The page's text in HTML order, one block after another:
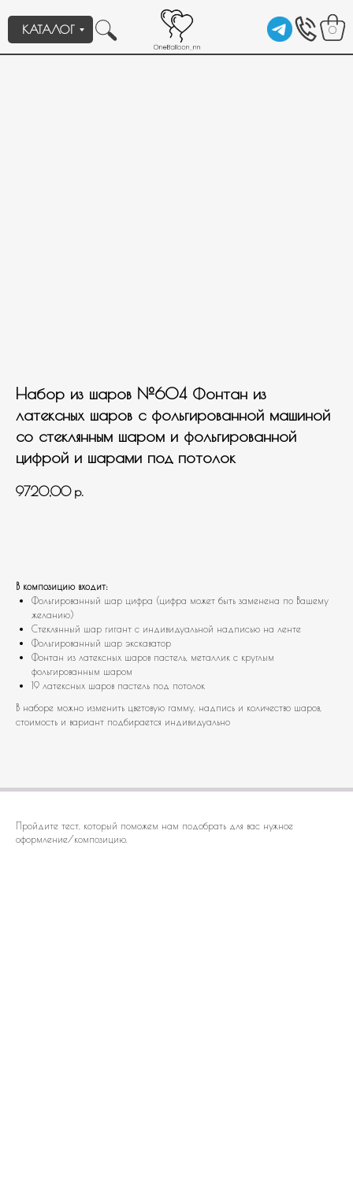
0
КАТАЛОГ
Набор из шаров №604 Фонтан из
латексных шаров с фольгированной машиной
со стеклянным шаром и фольгированной
цифрой и шарами под потолок
9720,00 р.
В композицию входит:
Фольгированный шар цифра (цифра может быть заменена по Вашему
желанию)
Стеклянный шар гигант с индивидуальной надписью на ленте
Фольгированный шар экскаватор
Фонтан из латексных шаров пастель, металлик с круглым
фольгированным шаром
19 латексных шаров пастель под потолок
В наборе можно изменить цветовую гамму, надпись и количество шаров,
стоимость и вариант подбирается индивидуально
Пройдите тест, который поможем нам подобрать для вас нужное
оформление/композицию.